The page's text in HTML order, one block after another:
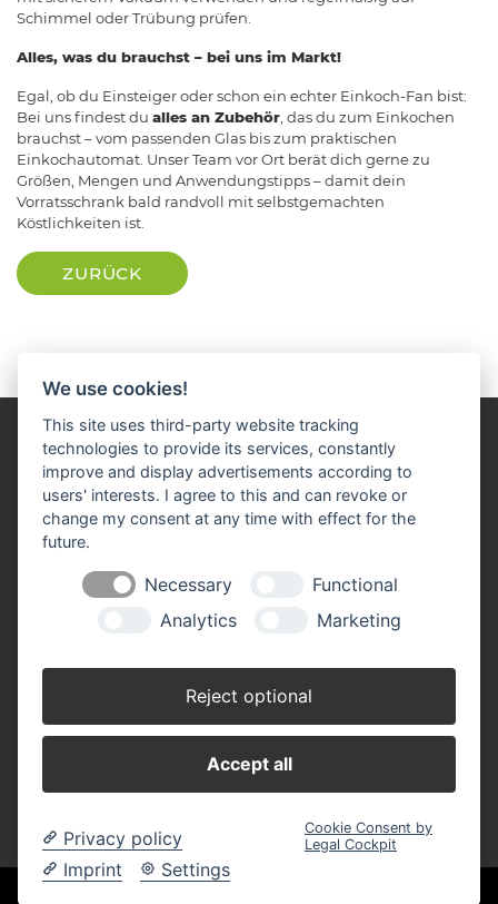
Schimmel oder Trübung prüfen.
Alles, was du brauchst – bei uns im Markt!
Egal, ob du Einsteiger oder schon ein echter Einkoch-Fan bist:
Bei uns findest du alles an Zubehör , das du zum Einkochen
brauchst – vom passenden Glas bis zum praktischen
Einkochautomat. Unser Team vor Ort berät dich gerne zu
Größen, Mengen und Anwendungstipps – damit dein
Vorratsschrank bald randvoll mit selbstgemachten
Köstlichkeiten ist.
ZURÜCK
Impressum
Cookie-Einstellungen ändern
Raiffeisen Bayern Marketing eG
Fax: 089/2868-3575
info(at)raiffeisen-ware-bayern.de
We use cookies!
This site uses third-party website tracking
technologies to provide its services, constantly
improve and display advertisements according to
users' interests. I agree to this and can revoke or
change my consent at any time with effect for the
future.
Necessary
Functional
Analytics
Marketing
Reject optional
Accept all
Privacy policy
Imprint
Settings
Cookie Consent by
Legal Cockpit